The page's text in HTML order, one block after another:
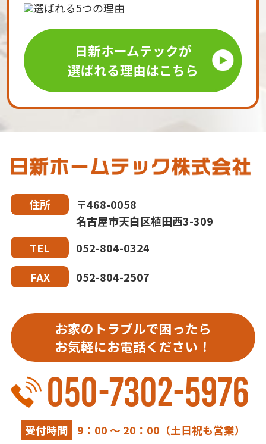
日新ホームテックが
選ばれる理由はこちら
住所
〒468-0058
名古屋市天白区植田西3-309
TEL
052-804-0324
FAX
052-804-2507
お家のトラブルで困ったら
お気軽にお電話ください！
050-7302-5976
受付時間 9：00 ～ 20：00（土日祝も営業）